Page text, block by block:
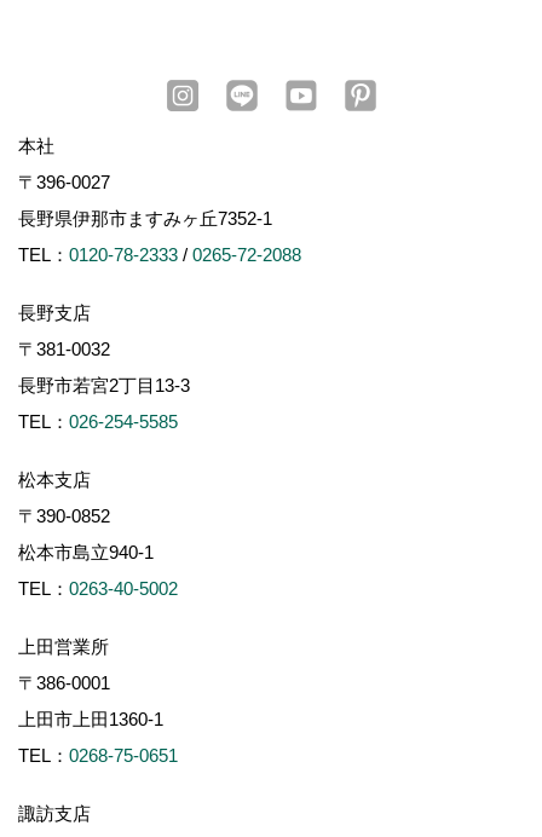
本社
〒396-0027
長野県伊那市ますみヶ丘7352-1
TEL： 0120-78-2333 / 0265-72-2088
長野支店
〒381-0032
長野市若宮2丁目13-3
TEL： 026-254-5585
松本支店
〒390-0852
松本市島立940-1
TEL： 0263-40-5002
上田営業所
〒386-0001
上田市上田1360-1
TEL： 0268-75-0651
諏訪支店